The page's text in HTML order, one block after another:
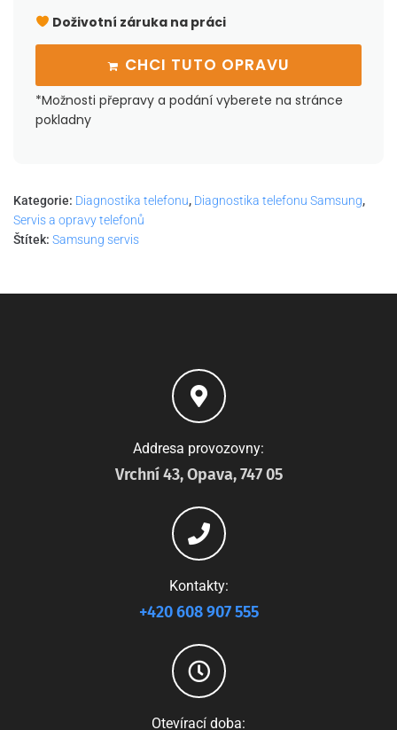
Doživotní záruka na práci
CHCI TUTO OPRAVU
*Možnosti přepravy a podání vyberete na stránce
pokladny
Kategorie: Diagnostika telefonu, Diagnostika telefonu Samsung,
Servis a opravy telefonů
Štítek: Samsung servis
Addresa provozovny:
Vrchní 43, Opava, 747 05
Kontakty:
+420 608 907 555
Otevírací doba: